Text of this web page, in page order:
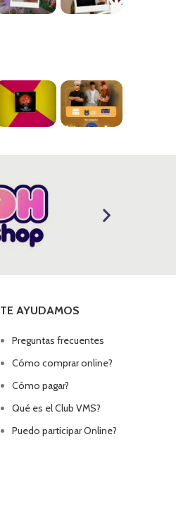
TE AYUDAMOS
Preguntas frecuentes
Cómo comprar online?
Cómo pagar?
Qué es el Club VMS?
Puedo participar Online?